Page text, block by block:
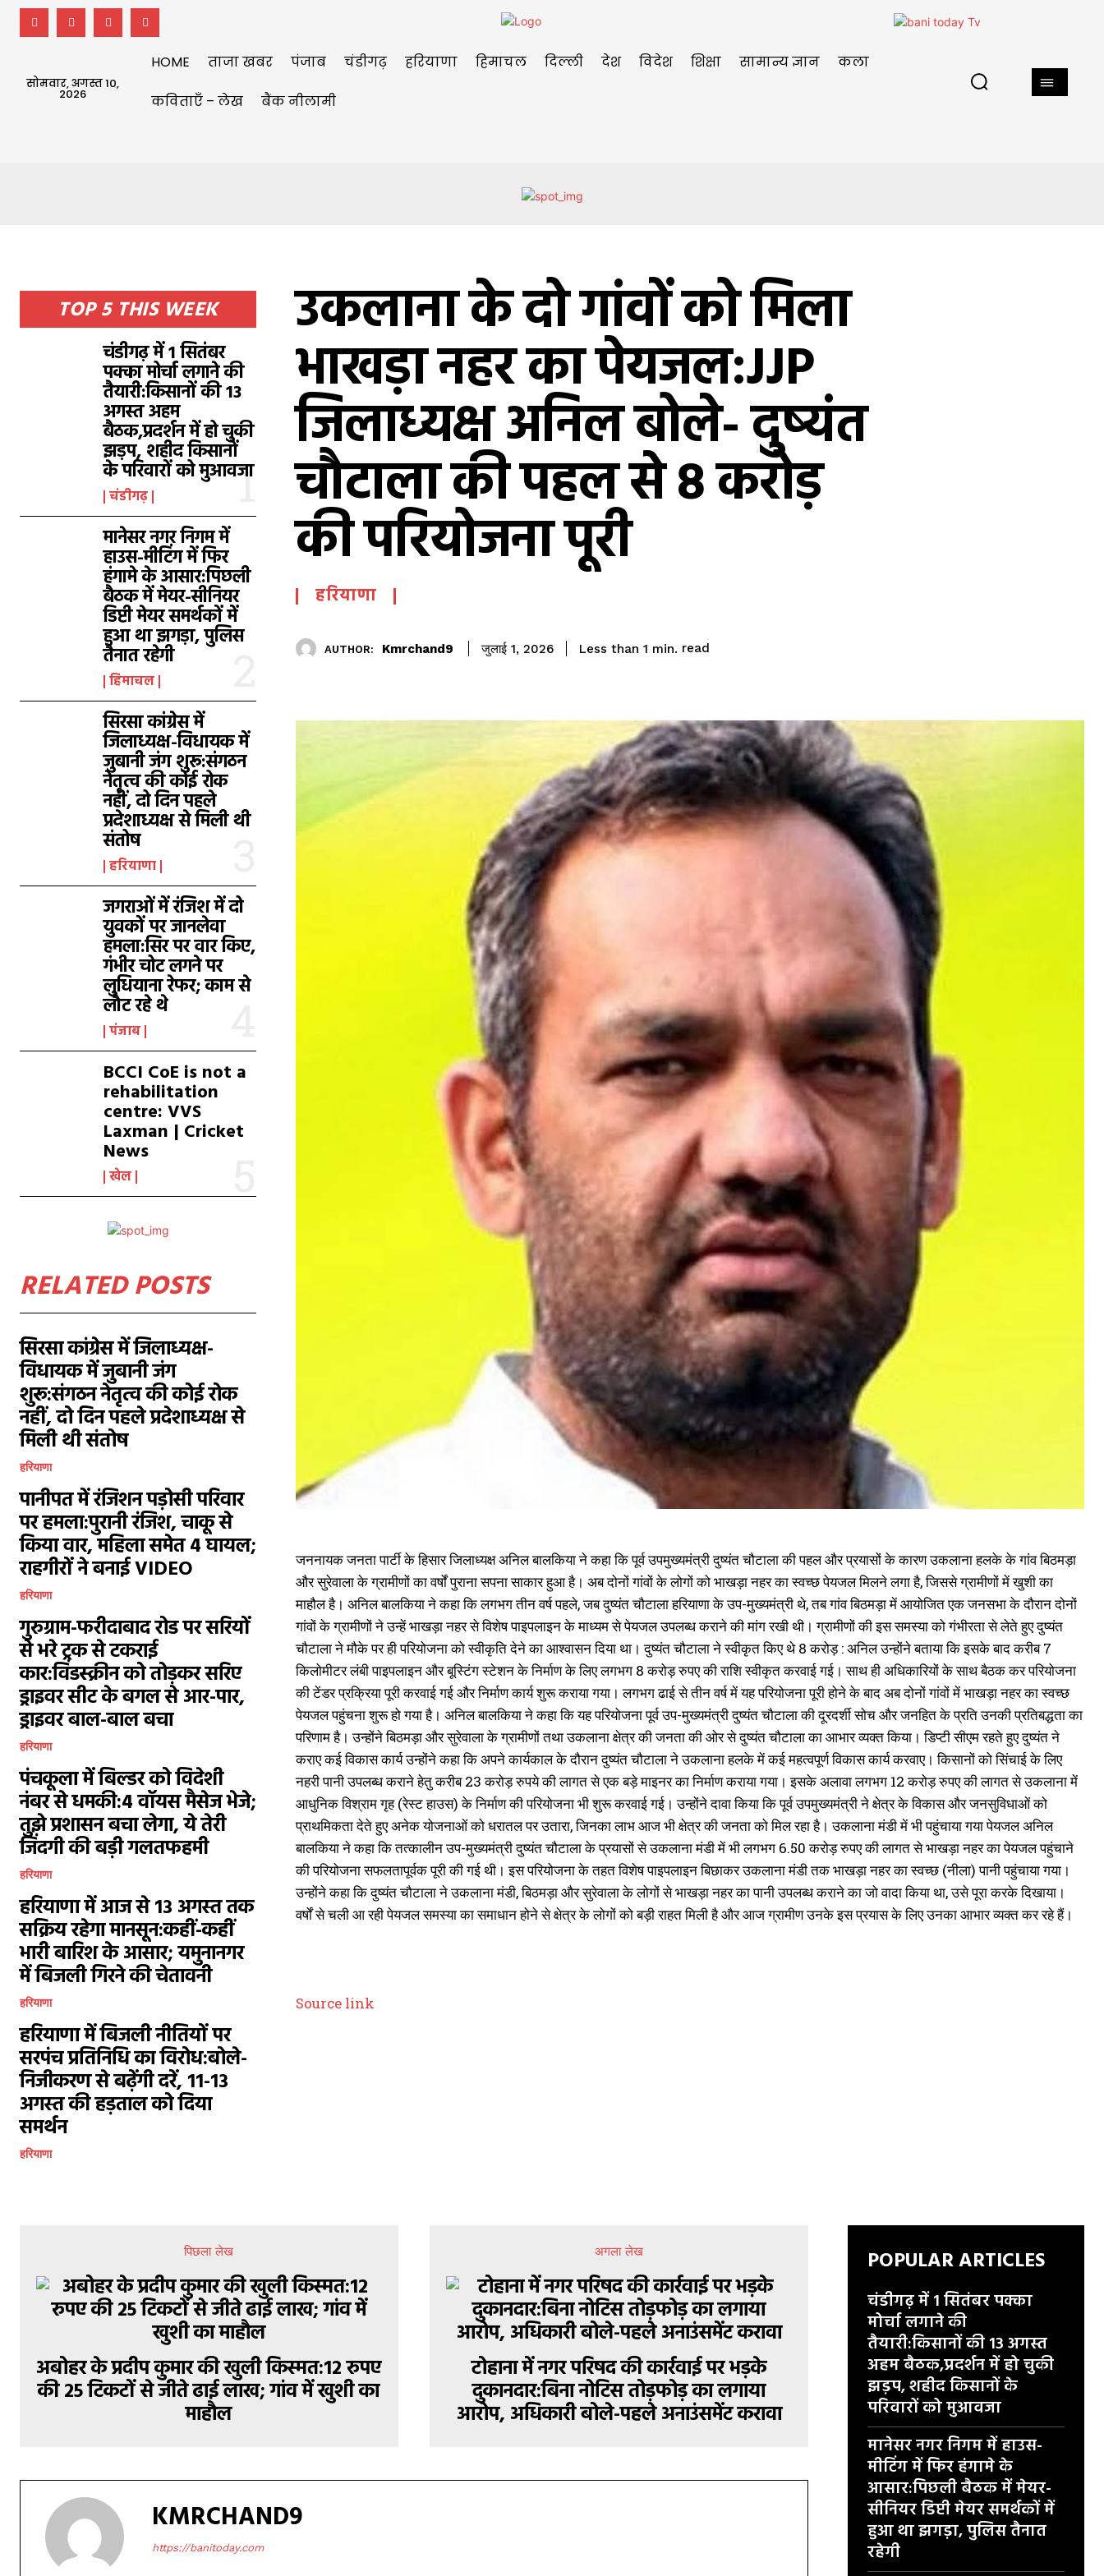
सोमवार, अगस्त 10,
2026
HOME ताजा खबर पंजाब चंडीगढ़ हरियाणा हिमाचल दिल्ली देश विदेश शिक्षा सामान्य ज्ञान कला
कविताएँ – लेख बैंक नीलामी
TOP 5 THIS WEEK
चंडीगढ़ में 1 सितंबर
पक्का मोर्चा लगाने की
तैयारी:किसानों की 13
अगस्त अहम
बैठक,प्रदर्शन में हो चुकी
झड़प, शहीद किसानों
के परिवारों को मुआवजा
चंडीगढ़
मानेसर नगर निगम में
हाउस-मीटिंग में फिर
हंगामे के आसार:पिछली
बैठक में मेयर-सीनियर
डिप्टी मेयर समर्थकों में
हुआ था झगड़ा, पुलिस
तैनात रहेगी
हिमाचल
सिरसा कांग्रेस में
जिलाध्यक्ष-विधायक में
जुबानी जंग शुरू:संगठन
नेतृत्व की कोई रोक
नहीं, दो दिन पहले
प्रदेशाध्यक्ष से मिली थी
संतोष
हरियाणा
जगराओं में रंजिश में दो
युवकों पर जानलेवा
हमला:सिर पर वार किए,
गंभीर चोट लगने पर
लुधियाना रेफर; काम से
लौट रहे थे
पंजाब
BCCI CoE is not a
rehabilitation
centre: VVS
Laxman | Cricket
News
खेल
RELATED POSTS
सिरसा कांग्रेस में जिलाध्यक्ष-
विधायक में जुबानी जंग
शुरू:संगठन नेतृत्व की कोई रोक
नहीं, दो दिन पहले प्रदेशाध्यक्ष से
मिली थी संतोष
हरियाणा
पानीपत में रंजिशन पड़ोसी परिवार
पर हमला:पुरानी रंजिश, चाकू से
किया वार, महिला समेत 4 घायल;
राहगीरों ने बनाई VIDEO
हरियाणा
गुरुग्राम-फरीदाबाद रोड पर सरियों
से भरे ट्रक से टकराई
कार:विंडस्क्रीन को तोड़कर सरिए
ड्राइवर सीट के बगल से आर-पार,
ड्राइवर बाल-बाल बचा
हरियाणा
पंचकूला में बिल्डर को विदेशी
नंबर से धमकी:4 वॉयस मैसेज भेजे;
तुझे प्रशासन बचा लेगा, ये तेरी
जिंदगी की बड़ी गलतफहमी
हरियाणा
हरियाणा में आज से 13 अगस्त तक
सक्रिय रहेगा मानसून:कहीं-कहीं
भारी बारिश के आसार; यमुनानगर
में बिजली गिरने की चेतावनी
हरियाणा
हरियाणा में बिजली नीतियों पर
सरपंच प्रतिनिधि का विरोध:बोले-
निजीकरण से बढ़ेंगी दरें, 11-13
अगस्त की हड़ताल को दिया
समर्थन
हरियाणा
उकलाना के दो गांवों को मिला
भाखड़ा नहर का पेयजल:JJP
जिलाध्यक्ष अनिल बोले- दुष्यंत
चौटाला की पहल से 8 करोड़
की परियोजना पूरी
हरियाणा
AUTHOR: Kmrchand9 जुलाई 1, 2026 Less than 1 min. read
जननायक जनता पार्टी के हिसार जिलाध्यक्ष अनिल बालकिया ने कहा कि पूर्व उपमुख्यमंत्री दुष्यंत चौटाला की पहल और प्रयासों के कारण उकलाना हलके के गांव बिठमड़ा
और सुरेवाला के ग्रामीणों का वर्षों पुराना सपना साकार हुआ है। अब दोनों गांवों के लोगों को भाखड़ा नहर का स्वच्छ पेयजल मिलने लगा है, जिससे ग्रामीणों में खुशी का
माहौल है। अनिल बालकिया ने कहा कि लगभग तीन वर्ष पहले, जब दुष्यंत चौटाला हरियाणा के उप-मुख्यमंत्री थे, तब गांव बिठमड़ा में आयोजित एक जनसभा के दौरान दोनों
गांवों के ग्रामीणों ने उन्हें भाखड़ा नहर से विशेष पाइपलाइन के माध्यम से पेयजल उपलब्ध कराने की मांग रखी थी। ग्रामीणों की इस समस्या को गंभीरता से लेते हुए दुष्यंत
चौटाला ने मौके पर ही परियोजना को स्वीकृति देने का आश्वासन दिया था। दुष्यंत चौटाला ने स्वीकृत किए थे 8 करोड़ : अनिल उन्होंने बताया कि इसके बाद करीब 7
किलोमीटर लंबी पाइपलाइन और बूस्टिंग स्टेशन के निर्माण के लिए लगभग 8 करोड़ रुपए की राशि स्वीकृत करवाई गई। साथ ही अधिकारियों के साथ बैठक कर परियोजना
की टेंडर प्रक्रिया पूरी करवाई गई और निर्माण कार्य शुरू कराया गया। लगभग ढाई से तीन वर्ष में यह परियोजना पूरी होने के बाद अब दोनों गांवों में भाखड़ा नहर का स्वच्छ
पेयजल पहुंचना शुरू हो गया है। अनिल बालकिया ने कहा कि यह परियोजना पूर्व उप-मुख्यमंत्री दुष्यंत चौटाला की दूरदर्शी सोच और जनहित के प्रति उनकी प्रतिबद्धता का
परिणाम है। उन्होंने बिठमड़ा और सुरेवाला के ग्रामीणों तथा उकलाना क्षेत्र की जनता की ओर से दुष्यंत चौटाला का आभार व्यक्त किया। डिप्टी सीएम रहते हुए दुष्यंत ने
कराए कई विकास कार्य उन्होंने कहा कि अपने कार्यकाल के दौरान दुष्यंत चौटाला ने उकलाना हलके में कई महत्वपूर्ण विकास कार्य करवाए। किसानों को सिंचाई के लिए
नहरी पानी उपलब्ध कराने हेतु करीब 23 करोड़ रुपये की लागत से एक बड़े माइनर का निर्माण कराया गया। इसके अलावा लगभग 12 करोड़ रुपए की लागत से उकलाना में
आधुनिक विश्राम गृह (रेस्ट हाउस) के निर्माण की परियोजना भी शुरू करवाई गई। उन्होंने दावा किया कि पूर्व उपमुख्यमंत्री ने क्षेत्र के विकास और जनसुविधाओं को
प्राथमिकता देते हुए अनेक योजनाओं को धरातल पर उतारा, जिनका लाभ आज भी क्षेत्र की जनता को मिल रहा है। उकलाना मंडी में भी पहुंचाया गया पेयजल अनिल
बालकिया ने कहा कि तत्कालीन उप-मुख्यमंत्री दुष्यंत चौटाला के प्रयासों से उकलाना मंडी में भी लगभग 6.50 करोड़ रुपए की लागत से भाखड़ा नहर का पेयजल पहुंचाने
की परियोजना सफलतापूर्वक पूरी की गई थी। इस परियोजना के तहत विशेष पाइपलाइन बिछाकर उकलाना मंडी तक भाखड़ा नहर का स्वच्छ (नीला) पानी पहुंचाया गया।
उन्होंने कहा कि दुष्यंत चौटाला ने उकलाना मंडी, बिठमड़ा और सुरेवाला के लोगों से भाखड़ा नहर का पानी उपलब्ध कराने का जो वादा किया था, उसे पूरा करके दिखाया।
वर्षों से चली आ रही पेयजल समस्या का समाधान होने से क्षेत्र के लोगों को बड़ी राहत मिली है और आज ग्रामीण उनके इस प्रयास के लिए उनका आभार व्यक्त कर रहे हैं।
Source link
पिछला लेख
अबोहर के प्रदीप कुमार की खुली किस्मत:12 रुपए
की 25 टिकटों से जीते ढाई लाख; गांव में खुशी का
माहौल
अगला लेख
टोहाना में नगर परिषद की कार्रवाई पर भड़के
दुकानदार:बिना नोटिस तोड़फोड़ का लगाया
आरोप, अधिकारी बोले-पहले अनाउंसमेंट करावा
KMRCHAND9
https://banitoday.com
POPULAR ARTICLES
चंडीगढ़ में 1 सितंबर पक्का
मोर्चा लगाने की
तैयारी:किसानों की 13 अगस्त
अहम बैठक,प्रदर्शन में हो चुकी
झड़प, शहीद किसानों के
परिवारों को मुआवजा
मानेसर नगर निगम में हाउस-
मीटिंग में फिर हंगामे के
आसार:पिछली बैठक में मेयर-
सीनियर डिप्टी मेयर समर्थकों में
हुआ था झगड़ा, पुलिस तैनात
रहेगी